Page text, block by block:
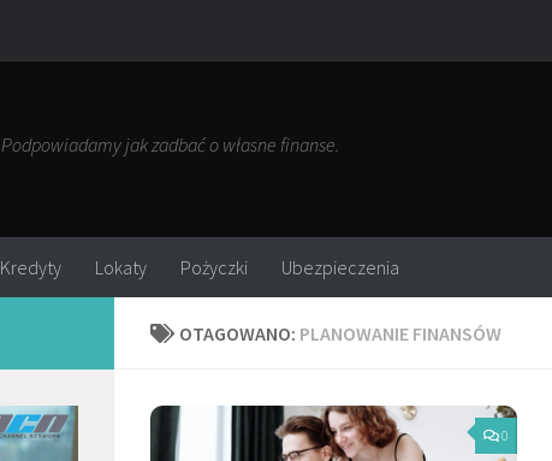
Podpowiadamy jak zadbać o własne finanse.
Kredyty Lokaty Pożyczki Ubezpieczenia
OTAGOWANO: PLANOWANIE FINANSÓW
0